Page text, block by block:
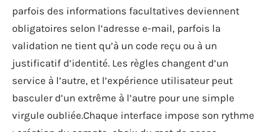
parfois des informations facultatives deviennent
obligatoires selon l’adresse e-mail, parfois la
validation ne tient qu’à un code reçu ou à un
justificatif d’identité. Les règles changent d’un
service à l’autre, et l’expérience utilisateur peut
basculer d’un extrême à l’autre pour une simple
virgule oubliée.Chaque interface impose son rythme